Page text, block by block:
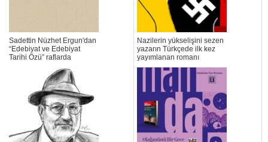
Sadettin Nüzhet Ergun'dan
“Edebiyat ve Edebiyat
Tarihi Özü” raflarda
Nazilerin yükselişini sezen
yazarın Türkçede ilk kez
yayımlanan romanı